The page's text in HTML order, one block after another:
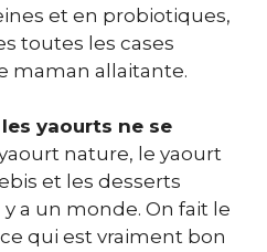
et en probiotiques,
toutes les cases
maman allaitante.
yaourts ne se
nature, le yaourt
et les desserts
a un monde. On fait le
qui est vraiment bon